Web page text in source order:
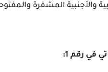
والأجنبية المشفرة
في رقم 1: